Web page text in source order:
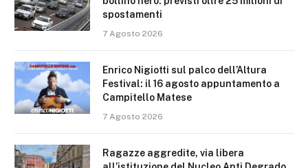
spostamenti
7 Agosto 2026
Enrico Nigiotti sul palco dell’Altura
Festival: il 16 agosto appuntamento a
Campitello Matese
7 Agosto 2026
Ragazze aggredite, via libera